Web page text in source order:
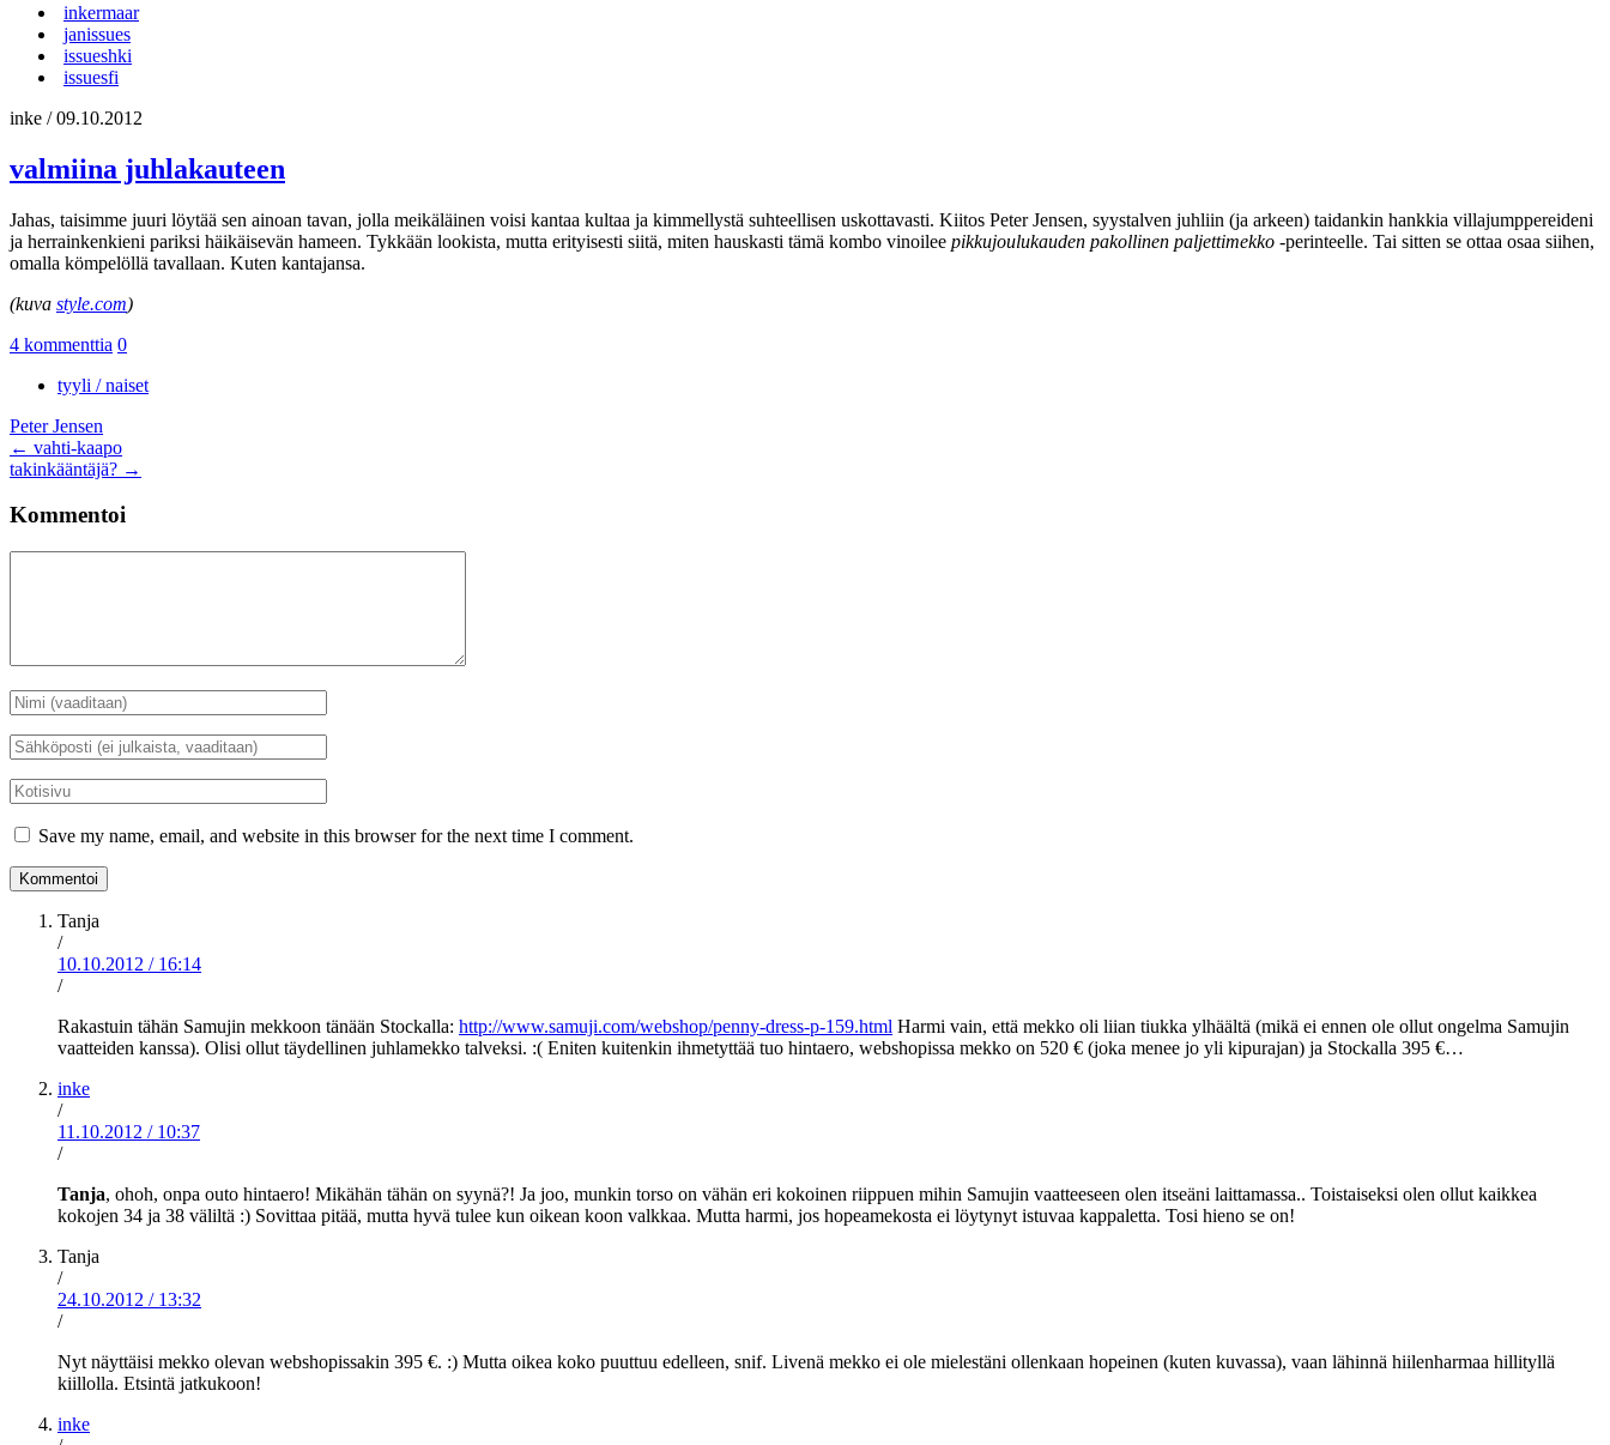
inkermaar
janissues
issueshki
issuesfi
inke /09.10.2012
valmiina juhlakauteen
Jahas, taisimme juuri löytää sen ainoan tavan, jolla meikäläinen voisi kantaa kultaa ja kimmellystä suhteellisen uskottavasti. Kiitos Peter Jensen, syystalven juhliin (ja arkeen) taidankin hankkia villajumppereideni
ja herrainkenkieni pariksi häikäisevän hameen. Tykkään lookista, mutta erityisesti siitä, miten hauskasti tämä kombo vinoilee pikkujoulukauden pakollinen paljettimekko -perinteelle. Tai sitten se ottaa osaa siihen,
omalla kömpelöllä tavallaan. Kuten kantajansa.
(kuva style.com)
4 kommenttia 0
tyyli / naiset
Peter Jensen
Artikkelien
selaus
← vahti-kaapo
takinkääntäjä? →
Kommentoi
Nimi
*
Sähköposti
*
Kotisivu
Save my name, email, and website in this browser for the next time I comment.
Tanja
/
10.10.2012 / 16:14
/
Rakastuin tähän Samujin mekkoon tänään Stockalla: http://www.samuji.com/webshop/penny-dress-p-159.html Harmi vain, että mekko oli liian tiukka ylhäältä (mikä ei ennen ole ollut ongelma Samujin
vaatteiden kanssa). Olisi ollut täydellinen juhlamekko talveksi. :( Eniten kuitenkin ihmetyttää tuo hintaero, webshopissa mekko on 520 € (joka menee jo yli kipurajan) ja Stockalla 395 €…
inke
/
11.10.2012 / 10:37
/
Tanja, ohoh, onpa outo hintaero! Mikähän tähän on syynä?! Ja joo, munkin torso on vähän eri kokoinen riippuen mihin Samujin vaatteeseen olen itseäni laittamassa.. Toistaiseksi olen ollut kaikkea
kokojen 34 ja 38 väliltä :) Sovittaa pitää, mutta hyvä tulee kun oikean koon valkkaa. Mutta harmi, jos hopeamekosta ei löytynyt istuvaa kappaletta. Tosi hieno se on!
Tanja
/
24.10.2012 / 13:32
/
Nyt näyttäisi mekko olevan webshopissakin 395 €. :) Mutta oikea koko puuttuu edelleen, snif. Livenä mekko ei ole mielestäni ollenkaan hopeinen (kuten kuvassa), vaan lähinnä hiilenharmaa hillityllä
kiillolla. Etsintä jatkukoon!
inke